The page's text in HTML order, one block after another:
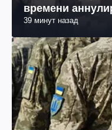
времени
39 минут назад